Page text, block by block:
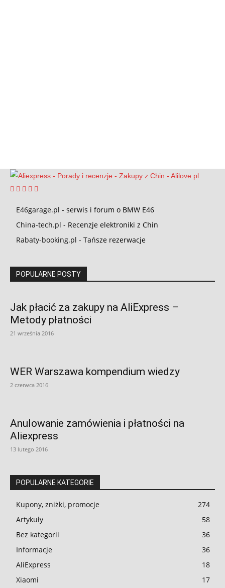
E46garage.pl - serwis i forum o BMW E46
China-tech.pl - Recenzje elektroniki z Chin
Rabaty-booking.pl - Tańsze rezerwacje
POPULARNE POSTY
Jak płacić za zakupy na AliExpress –
Metody płatności
21 września 2016
WER Warszawa kompendium wiedzy
2 czerwca 2016
Anulowanie zamówienia i płatności na
Aliexpress
13 lutego 2016
POPULARNE KATEGORIE
Kupony, zniżki, promocje
274
Artykuły
58
Bez kategorii
36
Informacje
36
AliExpress
18
Xiaomi
17